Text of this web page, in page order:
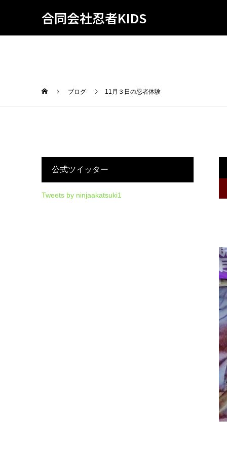
合同会社忍者KIDS
ブログ 11月３日の忍者体験
公式ツイッター
Tweets by ninjaakatsuki1